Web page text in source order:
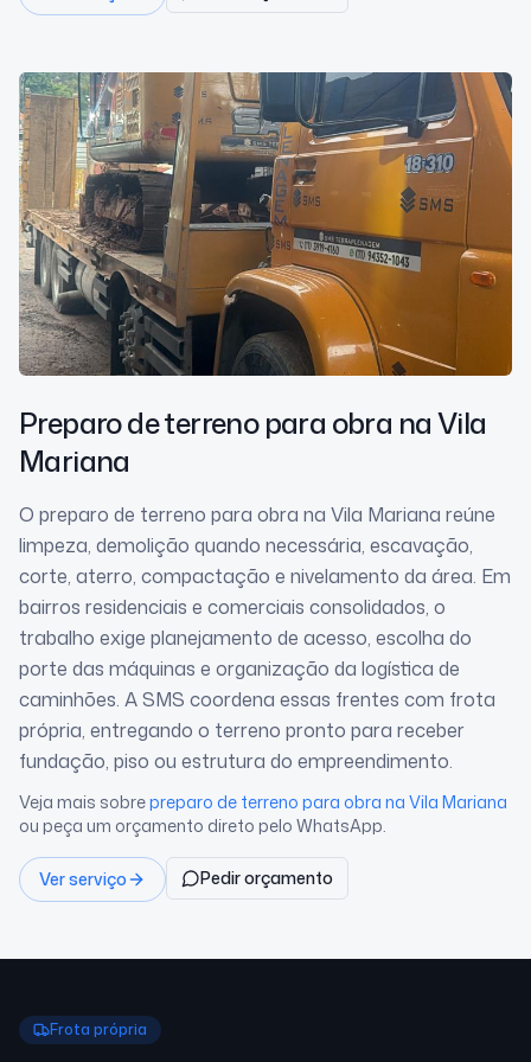
Preparo de terreno para obra na Vila
Mariana
O preparo de terreno para obra na Vila Mariana reúne
limpeza, demolição quando necessária, escavação,
corte, aterro, compactação e nivelamento da área. Em
bairros residenciais e comerciais consolidados, o
trabalho exige planejamento de acesso, escolha do
porte das máquinas e organização da logística de
caminhões. A SMS coordena essas frentes com frota
própria, entregando o terreno pronto para receber
fundação, piso ou estrutura do empreendimento.
Veja mais sobrepreparo de terreno para obra na Vila Mariana
ou peça um orçamento direto pelo WhatsApp.
Ver serviço Pedir orçamento
Frota própria